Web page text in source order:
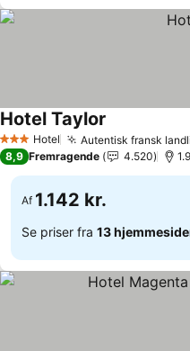
3 StjernerHotel Autentisk fransk
Hotel Taylor
8,9 Fremragende 4.520
Af 1.142 kr.
Se priser fra 13